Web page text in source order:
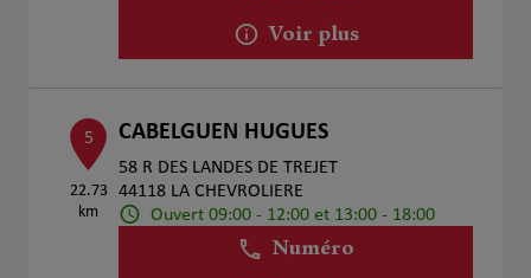
Voir plus
5
22.73
km
CABELGUEN HUGUES
58 R DES LANDES DE TREJET
44118 LA CHEVROLIERE
Ouvert 09:00 - 12:00 et 13:00 - 18:00
Numéro